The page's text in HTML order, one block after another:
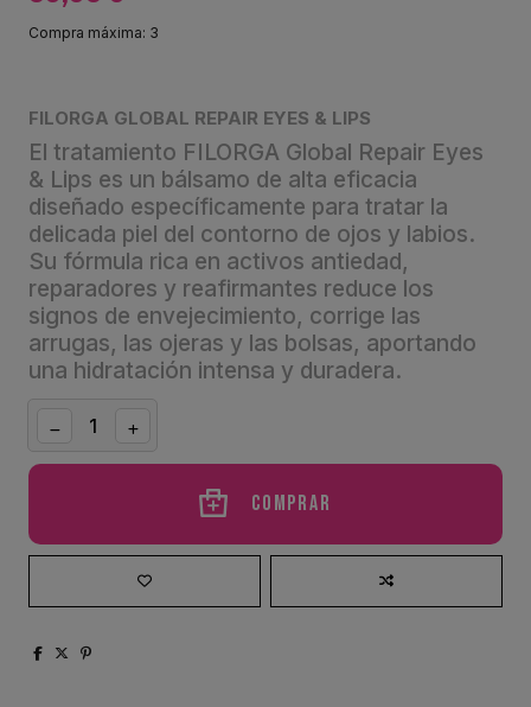
Compra máxima: 3
FILORGA GLOBAL REPAIR EYES & LIPS
El tratamiento FILORGA Global Repair Eyes
& Lips es un bálsamo de alta eficacia
diseñado específicamente para tratar la
delicada piel del contorno de ojos y labios.
Su fórmula rica en activos antiedad,
reparadores y reafirmantes reduce los
signos de envejecimiento, corrige las
arrugas, las ojeras y las bolsas, aportando
una hidratación intensa y duradera.
Comprar